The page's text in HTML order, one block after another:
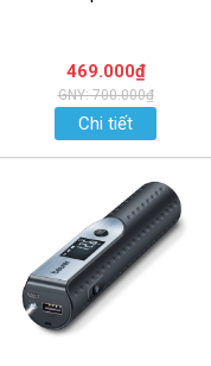
469.000₫
GNY: 700.000₫
Chi tiết